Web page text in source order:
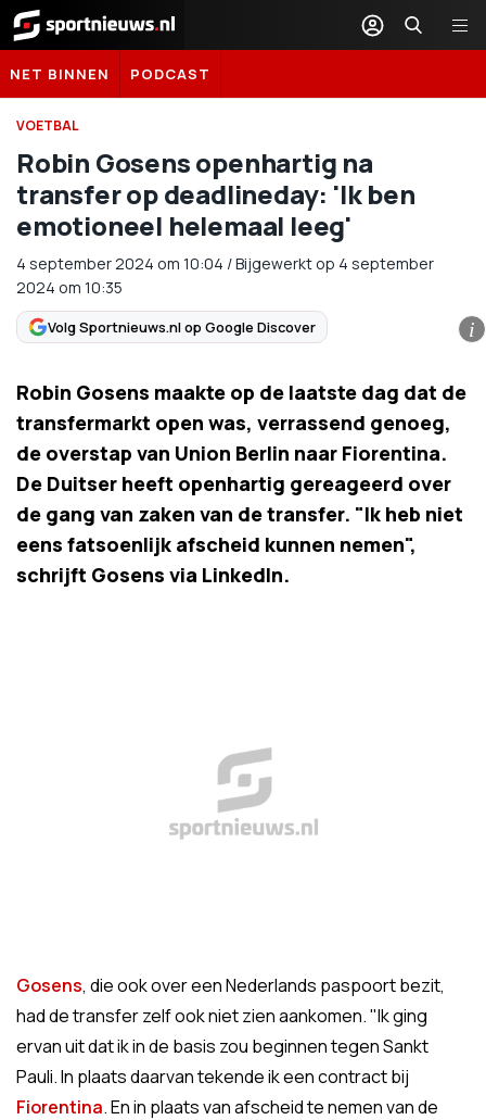
Sportnieuws.nl
NET BINNEN PODCAST
VOETBAL
Robin Gosens openhartig na
transfer op deadlineday: 'Ik ben
emotioneel helemaal leeg'
4 september 2024 om 10:04 /Bijgewerkt op 4 september
2024 om 10:35
Volg Sportnieuws.nl op Google Discover i
Robin Gosens maakte op de laatste dag dat de
transfermarkt open was, verrassend genoeg,
de overstap van Union Berlin naar Fiorentina.
De Duitser heeft openhartig gereageerd over
de gang van zaken van de transfer. "Ik heb niet
eens fatsoenlijk afscheid kunnen nemen",
schrijft Gosens via LinkedIn.
Gosens, die ook over een Nederlands paspoort bezit,
had de transfer zelf ook niet zien aankomen. "Ik ging
ervan uit dat ik in de basis zou beginnen tegen Sankt
Pauli. In plaats daarvan tekende ik een contract bij
Fiorentina. En in plaats van afscheid te nemen van de